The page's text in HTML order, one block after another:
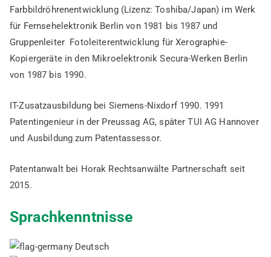
Farbbildröhrenentwicklung (Lizenz: Toshiba/Japan) im Werk
für Fernsehelektronik Berlin von 1981 bis 1987 und
Gruppenleiter Fotoleiterentwicklung für Xerographie-
Kopiergeräte in den Mikroelektronik Secura-Werken Berlin
von 1987 bis 1990.
IT-Zusatzausbildung bei Siemens-Nixdorf 1990. 1991
Patentingenieur in der Preussag AG, später TUI AG Hannover
und Ausbildung zum Patentassessor.
Patentanwalt bei Horak Rechtsanwälte Partnerschaft seit
2015.
Sprachkenntnisse
Deutsch